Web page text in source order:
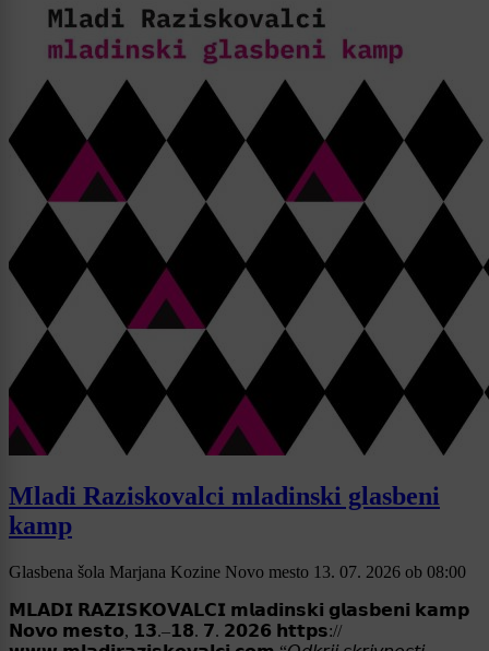
Mladi Raziskovalci mladinski glasbeni
kamp
Glasbena šola Marjana Kozine Novo mesto 13. 07. 2026 ob 08:00
𝗠𝗟𝗔𝗗𝗜 𝗥𝗔𝗭𝗜𝗦𝗞𝗢𝗩𝗔𝗟𝗖𝗜 𝗺𝗹𝗮𝗱𝗶𝗻𝘀𝗸𝗶 𝗴𝗹𝗮𝘀𝗯𝗲𝗻𝗶 𝗸𝗮𝗺𝗽
𝗡𝗼𝘃𝗼 𝗺𝗲𝘀𝘁𝗼, 𝟭𝟯.–𝟭𝟴. 𝟳. 𝟮𝟬𝟮𝟲 𝗵𝘁𝘁𝗽𝘀://